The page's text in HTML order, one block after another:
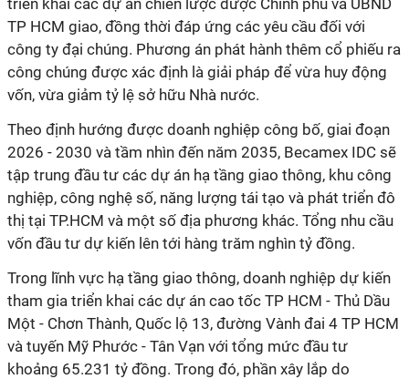
triển khai các dự án chiến lược được Chính phủ và UBND
TP HCM giao, đồng thời đáp ứng các yêu cầu đối với
công ty đại chúng. Phương án phát hành thêm cổ phiếu ra
công chúng được xác định là giải pháp để vừa huy động
vốn, vừa giảm tỷ lệ sở hữu Nhà nước.
Theo định hướng được doanh nghiệp công bố, giai đoạn
2026 - 2030 và tầm nhìn đến năm 2035, Becamex IDC sẽ
tập trung đầu tư các dự án hạ tầng giao thông, khu công
nghiệp, công nghệ số, năng lượng tái tạo và phát triển đô
thị tại TP.HCM và một số địa phương khác. Tổng nhu cầu
vốn đầu tư dự kiến lên tới hàng trăm nghìn tỷ đồng.
Trong lĩnh vực hạ tầng giao thông, doanh nghiệp dự kiến
tham gia triển khai các dự án cao tốc TP HCM - Thủ Dầu
Một - Chơn Thành, Quốc lộ 13, đường Vành đai 4 TP HCM
và tuyến Mỹ Phước - Tân Vạn với tổng mức đầu tư
khoảng 65.231 tỷ đồng. Trong đó, phần xây lắp do